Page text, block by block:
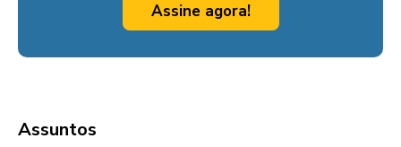
Assine agora!
Assuntos